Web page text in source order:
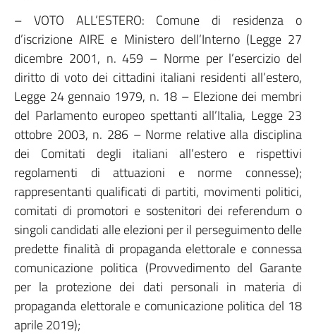
– VOTO ALL’ESTERO: Comune di residenza o
d’iscrizione AIRE e Ministero dell’Interno (Legge 27
dicembre 2001, n. 459 – Norme per l’esercizio del
diritto di voto dei cittadini italiani residenti all’estero,
Legge 24 gennaio 1979, n. 18 – Elezione dei membri
del Parlamento europeo spettanti all’Italia, Legge 23
ottobre 2003, n. 286 – Norme relative alla disciplina
dei Comitati degli italiani all’estero e rispettivi
regolamenti di attuazioni e norme connesse);
rappresentanti qualificati di partiti, movimenti politici,
comitati di promotori e sostenitori dei referendum o
singoli candidati alle elezioni per il perseguimento delle
predette finalità di propaganda elettorale e connessa
comunicazione politica (Provvedimento del Garante
per la protezione dei dati personali in materia di
propaganda elettorale e comunicazione politica del 18
aprile 2019);